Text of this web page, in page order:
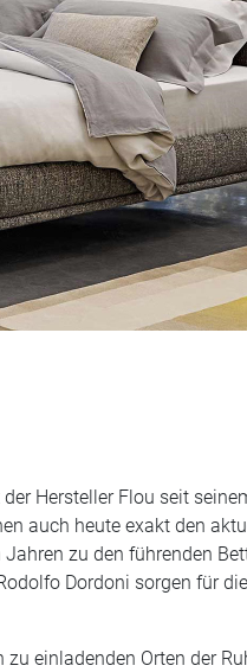
Hersteller Flou seit
auch heute exakt den
zu den führenden
Dordoni sorgen für
einladenden Orten der